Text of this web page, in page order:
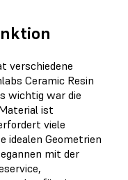
verschiedene
Ceramic Resin
wichtig war die
ist
viele
idealen Geometrien
mit der